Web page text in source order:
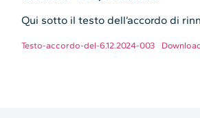
Qui sotto il testo dell’accordo di
Testo-accordo-del-6.12.2024-003